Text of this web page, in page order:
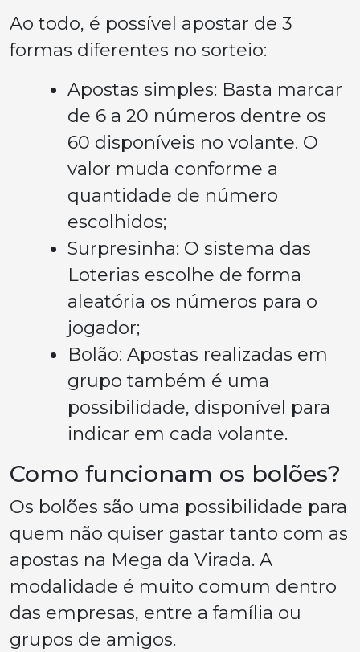
Ao todo, é possível apostar de 3
formas diferentes no sorteio:
Apostas simples: Basta marcar
de 6 a 20 números dentre os
60 disponíveis no volante. O
valor muda conforme a
quantidade de número
escolhidos;
Surpresinha: O sistema das
Loterias escolhe de forma
aleatória os números para o
jogador;
Bolão: Apostas realizadas em
grupo também é uma
possibilidade, disponível para
indicar em cada volante.
Como funcionam os bolões?
Os bolões são uma possibilidade para
quem não quiser gastar tanto com as
apostas na Mega da Virada. A
modalidade é muito comum dentro
das empresas, entre a família ou
grupos de amigos.